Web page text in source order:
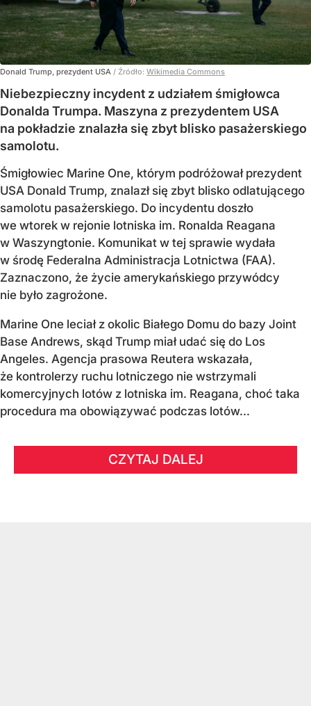
Donald Trump, prezydent USA / Źródło: Wikimedia Commons
Niebezpieczny incydent z udziałem śmigłowca
Donalda Trumpa. Maszyna z prezydentem USA
na pokładzie znalazła się zbyt blisko pasażerskiego
samolotu.
Śmigłowiec Marine One, którym podróżował prezydent
USA Donald Trump, znalazł się zbyt blisko odlatującego
samolotu pasażerskiego. Do incydentu doszło
we wtorek w rejonie lotniska im. Ronalda Reagana
w Waszyngtonie. Komunikat w tej sprawie wydała
w środę Federalna Administracja Lotnictwa (FAA).
Zaznaczono, że życie amerykańskiego przywódcy
nie było zagrożone.
Marine One leciał z okolic Białego Domu do bazy Joint
Base Andrews, skąd Trump miał udać się do Los
Angeles. Agencja prasowa Reutera wskazała,
że kontrolerzy ruchu lotniczego nie wstrzymali
komercyjnych lotów z lotniska im. Reagana, choć taka
procedura ma obowiązywać podczas lotów...
CZYTAJ DALEJ